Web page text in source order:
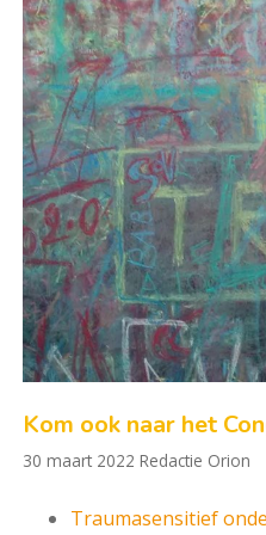
Kom ook naar het
30 maart 2022 Redactie Orion
Traumasensitief